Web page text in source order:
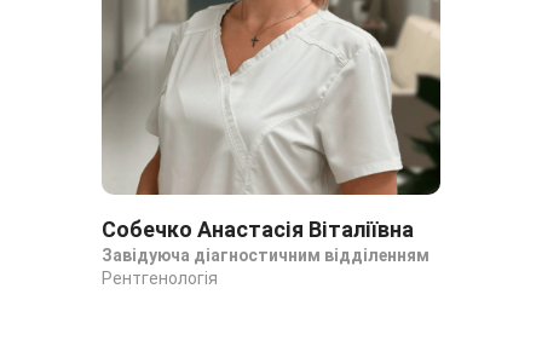
Собечко Анастасія Віталіївна
Завідуюча діагностичним відділенням
Рентгенологія